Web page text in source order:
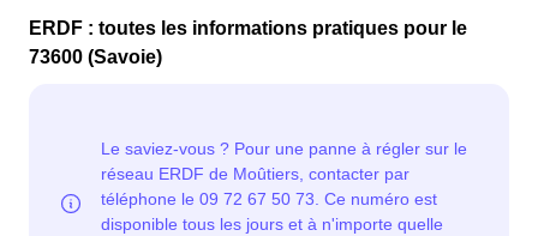
ERDF : toutes les informations pratiques pour le
73600 (Savoie)